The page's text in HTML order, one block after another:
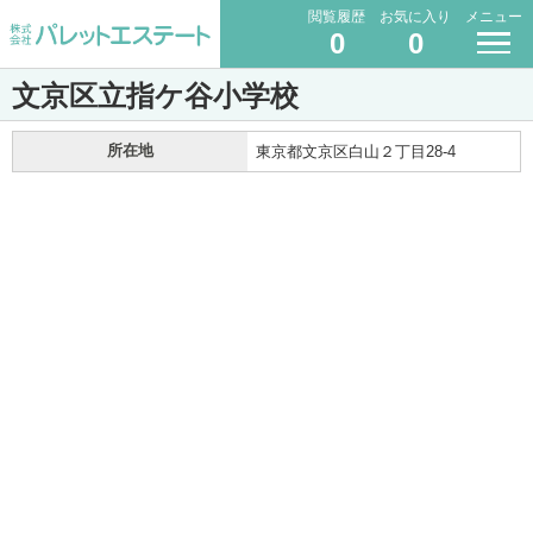
閲覧履歴
0
お気に入り
0
メニュー
文京区立指ケ谷小学校
所在地 東京都文京区白山２丁目28-4